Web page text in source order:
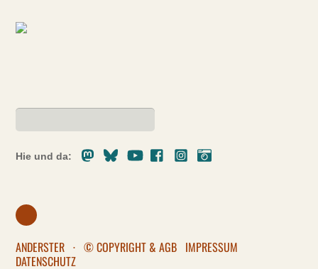
Hie und da:
MastodonBlueskyYoutubeFacebookInstagram
ANDERSTER · © COPYRIGHT & AGB IMPRESSUM
DATENSCHUTZ